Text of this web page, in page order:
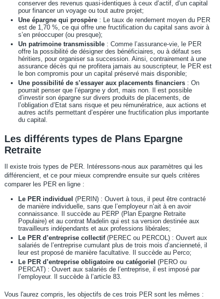
conserver des revenus quasi-identiques à ceux d’actif, d’un capital
pour financer un voyage ou tout autre projet;
Une épargne qui prospère: Le taux de rendement moyen du PER
est de 1,70 %, ce qui offre une fructification du capital sans avoir à
s’en préoccuper (ou presque);
Un patrimoine transmissible: Comme l’assurance-vie, le PER
offre la possibilité de désigner des bénéficiaires, ou à défaut ses
héritiers, pour organiser sa succession. Ainsi, contrairement à une
assurance décès qui ne profitera jamais au souscripteur, le PER est
le bon compromis pour un capital préservé mais disponible;
Une possibilité de s’essayer aux placements financiers : On
pourrait penser que l’épargne y dort, mais non. Il est possible
d’investir son épargne sur divers produits de placements, de
l’obligation d’Etat sans risque et peu rémunératrice, aux actions et
autres actifs permettant d’espérer une fructification plus importante
du capital.
Les différents types de Plans Epargne
Retraite
Il existe trois types de PER. Intéressons-nous aux paramètres qui les
différencient, et ce pour mieux comprendre ensuite sur quels critères
comparer les PER en ligne :
Le PER individuel (PERIN) : Ouvert à tous, il peut être contracté
de manière individuelle, sans que l’employeur n’ait à en avoir
connaissance. Il succède au PERP (Plan Epargne Retraite
Populaire) et au contrat Madelin qui est sa version destinée aux
travailleurs indépendants et aux professions libérales;
Le PER d’entreprise collectif(PEREC ou PERCOL) : Ouvert aux
salariés de l’entreprise cumulant plus de trois mois d’ancienneté, il
leur est proposé de manière facultative. Il succède au Perco;
Le PER d’entreprise obligatoire ou catégoriel (PERO ou
PERCAT) : Ouvert aux salariés de l’entreprise, il est imposé par
l’employeur. Il succède à l’article 83.
Vous l'aurez compris, les objectifs de ces trois PER sont les mêmes :